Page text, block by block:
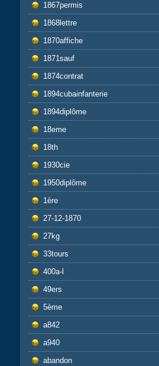
1867permis
1868lettre
1870affiche
1871sauf
1874contrat
1894cubainfanterie
1894diplôme
18eme
18th
1930cie
1950diplôme
1ère
27-12-1870
27kg
33tours
400a-l
49ers
5ème
a842
a940
abandon